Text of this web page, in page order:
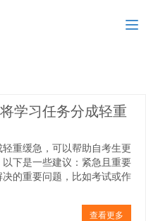
学习任务分成轻重
重缓急，可以帮助自考生更
下是一些建议：紧急且重要
的重要问题，比如考试或作
查看更多